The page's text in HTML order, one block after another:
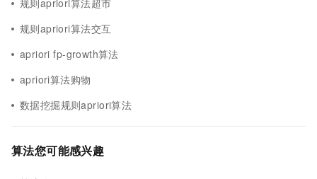
规则apriori算法超市
规则apriori算法交互
apriori fp-growth算法
apriori算法购物
数据挖掘规则apriori算法
算法您可能感兴趣